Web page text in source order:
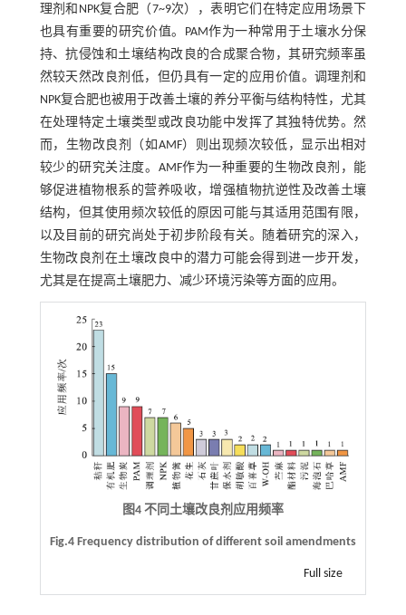
理剂和NPK复合肥（7~9次），表明它们在特定应用场景下
也具有重要的研究价值。PAM作为一种常用于土壤水分保
持、抗侵蚀和土壤结构改良的合成聚合物，其研究频率虽
然较天然改良剂低，但仍具有一定的应用价值。调理剂和
NPK复合肥也被用于改善土壤的养分平衡与结构特性，尤其
在处理特定土壤类型或改良功能中发挥了其独特优势。然
而，生物改良剂（如AMF）则出现频次较低，显示出相对
较少的研究关注度。AMF作为一种重要的生物改良剂，能
够促进植物根系的营养吸收，增强植物抗逆性及改善土壤
结构，但其使用频次较低的原因可能与其适用范围有限，
以及目前的研究尚处于初步阶段有关。随着研究的深入，
生物改良剂在土壤改良中的潜力可能会得到进一步开发，
尤其是在提高土壤肥力、减少环境污染等方面的应用。
图4 不同土壤改良剂应用频率
Fig.4 Frequency distribution of different soil amendments
Full size